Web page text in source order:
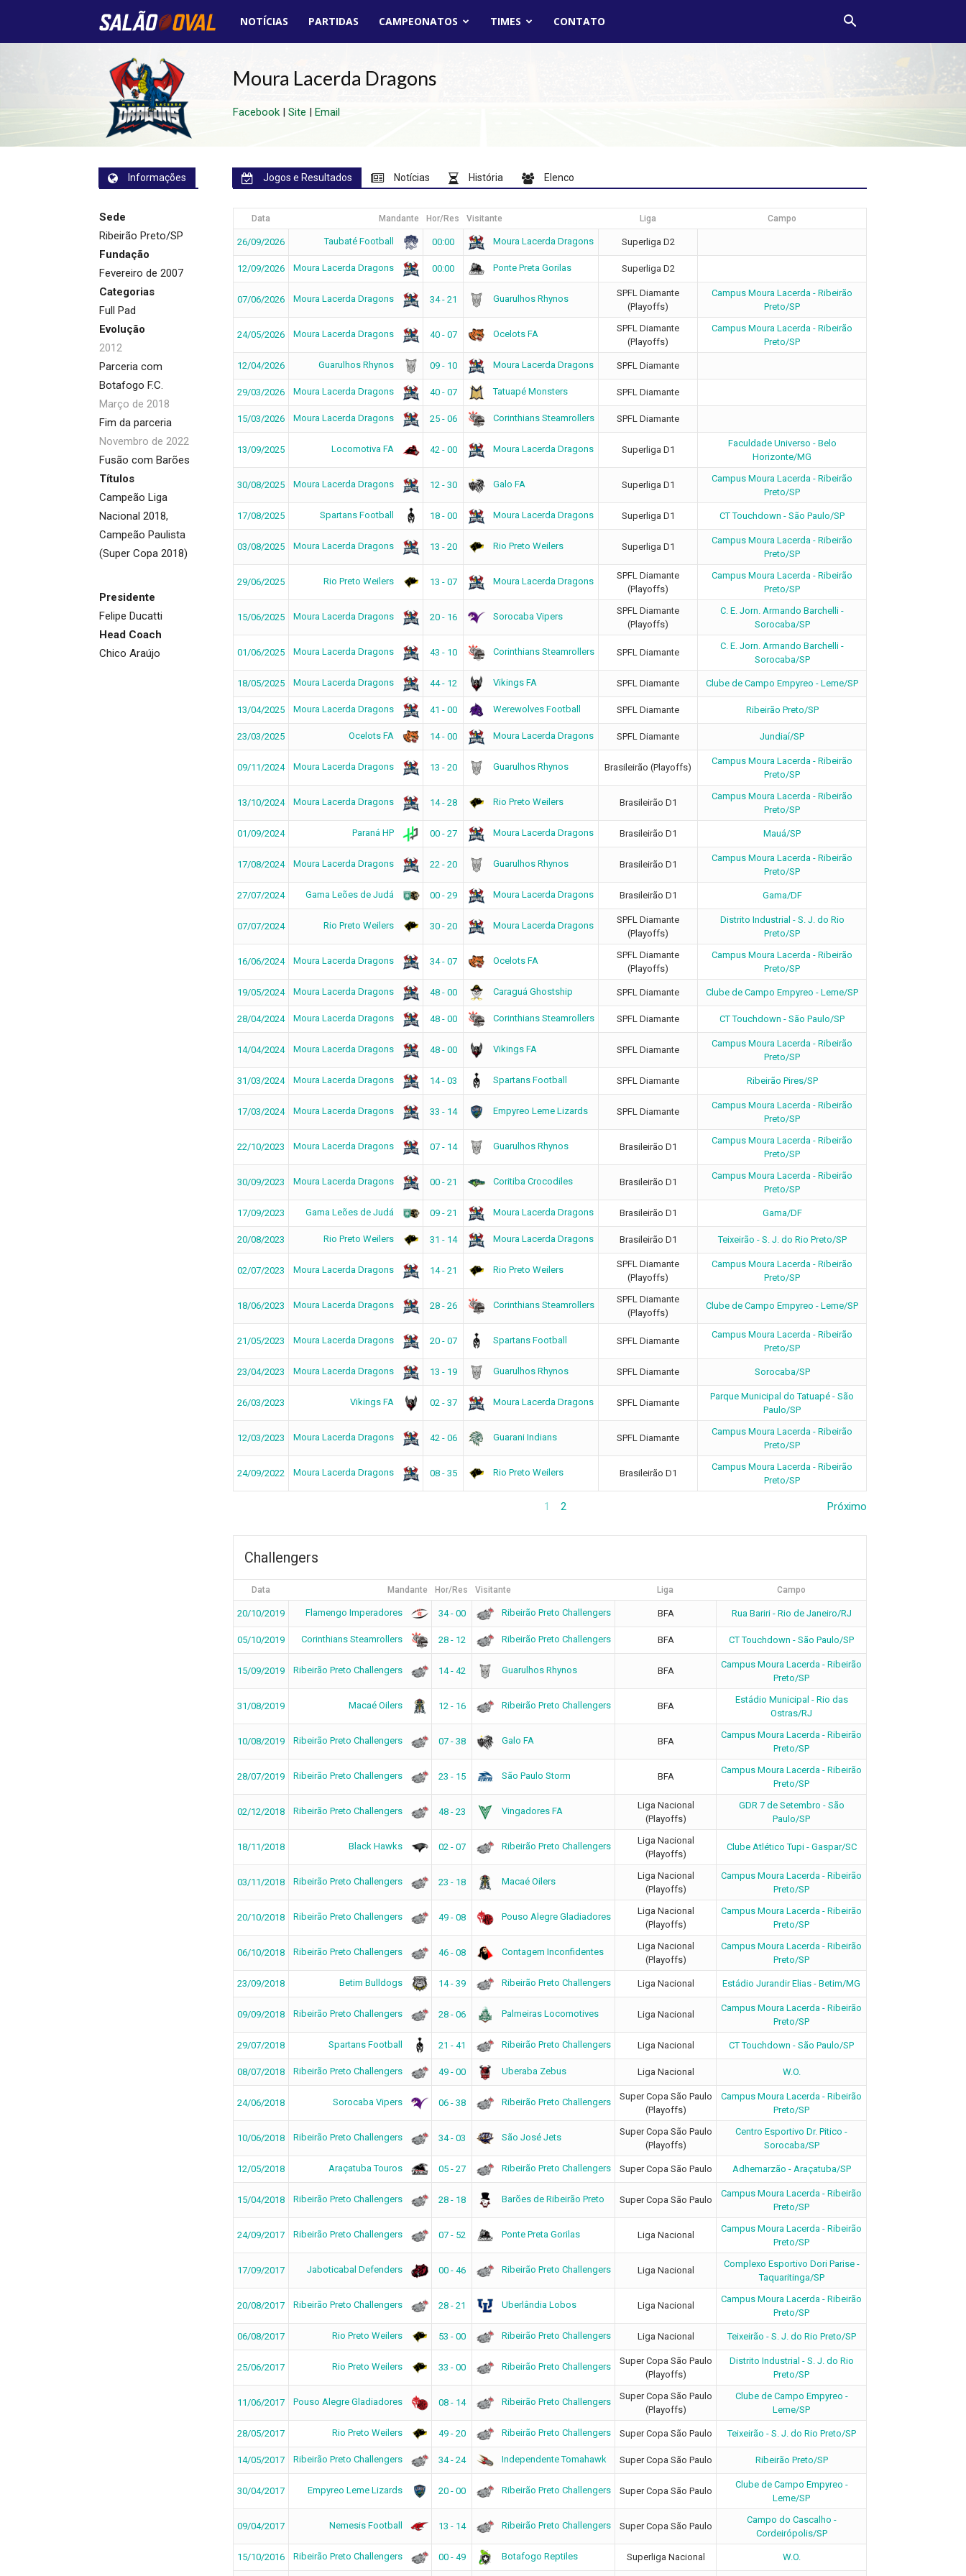
Salão
NOTÍCIAS PARTIDAS CAMPEONATOS TIMES CONTATO
Moura Lacerda Dragons
Facebook | Site | Email
Informações
Sede
Ribeirão Preto/SP
Fundação
Fevereiro de 2007
Categorias
Full Pad
Evolução
2012
Parceria com
Botafogo F.C.
Março de 2018
Fim da parceria
Novembro de 2022
Fusão com Barões
Títulos
Campeão Liga
Nacional 2018,
Campeão Paulista
(Super Copa 2018)
Presidente
Felipe Ducatti
Head Coach
Chico Araújo
Jogos e Resultados Notícias História Elenco
Data Mandante Hor/Res Visitante Liga Campo
26/09/2026 Taubaté Football 00:00 Moura Lacerda Dragons Superliga D2
12/09/2026 Moura Lacerda Dragons 00:00 Ponte Preta Gorilas Superliga D2
07/06/2026 Moura Lacerda Dragons 34 - 21 Guarulhos Rhynos
SPFL Diamante
(Playoffs)
Campus Moura Lacerda - Ribeirão
Preto/SP
24/05/2026 Moura Lacerda Dragons 40 - 07 Ocelots FA
SPFL Diamante
(Playoffs)
Campus Moura Lacerda - Ribeirão
Preto/SP
12/04/2026 Guarulhos Rhynos 09 - 10 Moura Lacerda Dragons SPFL Diamante
29/03/2026 Moura Lacerda Dragons 40 - 07 Tatuapé Monsters SPFL Diamante
15/03/2026 Moura Lacerda Dragons 25 - 06 Corinthians Steamrollers SPFL Diamante
13/09/2025 Locomotiva FA 42 - 00 Moura Lacerda Dragons Superliga D1
Faculdade Universo - Belo
Horizonte/MG
30/08/2025 Moura Lacerda Dragons 12 - 30 Galo FA Superliga D1
Campus Moura Lacerda - Ribeirão
Preto/SP
17/08/2025 Spartans Football 18 - 00 Moura Lacerda Dragons Superliga D1 CT Touchdown - São Paulo/SP
03/08/2025 Moura Lacerda Dragons 13 - 20 Rio Preto Weilers Superliga D1
Campus Moura Lacerda - Ribeirão
Preto/SP
29/06/2025 Rio Preto Weilers 13 - 07 Moura Lacerda Dragons
SPFL Diamante
(Playoffs)
Campus Moura Lacerda - Ribeirão
Preto/SP
15/06/2025 Moura Lacerda Dragons 20 - 16 Sorocaba Vipers
SPFL Diamante
(Playoffs)
C. E. Jorn. Armando Barchelli -
Sorocaba/SP
01/06/2025 Moura Lacerda Dragons 43 - 10 Corinthians Steamrollers SPFL Diamante
C. E. Jorn. Armando Barchelli -
Sorocaba/SP
18/05/2025 Moura Lacerda Dragons 44 - 12 Vikings FA SPFL Diamante Clube de Campo Empyreo - Leme/SP
13/04/2025 Moura Lacerda Dragons 41 - 00 Werewolves Football SPFL Diamante Ribeirão Preto/SP
23/03/2025 Ocelots FA 14 - 00 Moura Lacerda Dragons SPFL Diamante Jundiaí/SP
09/11/2024 Moura Lacerda Dragons 13 - 20 Guarulhos Rhynos Brasileirão (Playoffs)
Campus Moura Lacerda - Ribeirão
Preto/SP
13/10/2024 Moura Lacerda Dragons 14 - 28 Rio Preto Weilers Brasileirão D1
Campus Moura Lacerda - Ribeirão
Preto/SP
01/09/2024 Paraná HP 00 - 27 Moura Lacerda Dragons Brasileirão D1 Mauá/SP
17/08/2024 Moura Lacerda Dragons 22 - 20 Guarulhos Rhynos Brasileirão D1
Campus Moura Lacerda - Ribeirão
Preto/SP
27/07/2024 Gama Leões de Judá 00 - 29 Moura Lacerda Dragons Brasileirão D1 Gama/DF
07/07/2024 Rio Preto Weilers 30 - 20 Moura Lacerda Dragons
SPFL Diamante
(Playoffs)
Distrito Industrial - S. J. do Rio
Preto/SP
16/06/2024 Moura Lacerda Dragons 34 - 07 Ocelots FA
SPFL Diamante
(Playoffs)
Campus Moura Lacerda - Ribeirão
Preto/SP
19/05/2024 Moura Lacerda Dragons 48 - 00 Caraguá Ghostship SPFL Diamante Clube de Campo Empyreo - Leme/SP
28/04/2024 Moura Lacerda Dragons 48 - 00 Corinthians Steamrollers SPFL Diamante CT Touchdown - São Paulo/SP
14/04/2024 Moura Lacerda Dragons 48 - 00 Vikings FA SPFL Diamante
Campus Moura Lacerda - Ribeirão
Preto/SP
31/03/2024 Moura Lacerda Dragons 14 - 03 Spartans Football SPFL Diamante Ribeirão Pires/SP
17/03/2024 Moura Lacerda Dragons 33 - 14 Empyreo Leme Lizards SPFL Diamante
Campus Moura Lacerda - Ribeirão
Preto/SP
22/10/2023 Moura Lacerda Dragons 07 - 14 Guarulhos Rhynos Brasileirão D1
Campus Moura Lacerda - Ribeirão
Preto/SP
30/09/2023 Moura Lacerda Dragons 00 - 21 Coritiba Crocodiles Brasileirão D1
Campus Moura Lacerda - Ribeirão
Preto/SP
17/09/2023 Gama Leões de Judá 09 - 21 Moura Lacerda Dragons Brasileirão D1 Gama/DF
20/08/2023 Rio Preto Weilers 31 - 14 Moura Lacerda Dragons Brasileirão D1 Teixeirão - S. J. do Rio Preto/SP
02/07/2023 Moura Lacerda Dragons 14 - 21 Rio Preto Weilers
SPFL Diamante
(Playoffs)
Campus Moura Lacerda - Ribeirão
Preto/SP
18/06/2023 Moura Lacerda Dragons 28 - 26 Corinthians Steamrollers
SPFL Diamante
(Playoffs)
Clube de Campo Empyreo - Leme/SP
21/05/2023 Moura Lacerda Dragons 20 - 07 Spartans Football SPFL Diamante
Campus Moura Lacerda - Ribeirão
Preto/SP
23/04/2023 Moura Lacerda Dragons 13 - 19 Guarulhos Rhynos SPFL Diamante Sorocaba/SP
26/03/2023 Vikings FA 02 - 37 Moura Lacerda Dragons SPFL Diamante
Parque Municipal do Tatuapé - São
Paulo/SP
12/03/2023 Moura Lacerda Dragons 42 - 06 Guarani Indians SPFL Diamante
Campus Moura Lacerda - Ribeirão
Preto/SP
24/09/2022 Moura Lacerda Dragons 08 - 35 Rio Preto Weilers Brasileirão D1
Campus Moura Lacerda - Ribeirão
Preto/SP
1 2 Próximo
Challengers
Data Mandante Hor/Res Visitante Liga Campo
20/10/2019 Flamengo Imperadores 34 - 00 Ribeirão Preto Challengers BFA Rua Bariri - Rio de Janeiro/RJ
05/10/2019 Corinthians Steamrollers 28 - 12 Ribeirão Preto Challengers BFA CT Touchdown - São Paulo/SP
15/09/2019 Ribeirão Preto Challengers 14 - 42 Guarulhos Rhynos BFA
Campus Moura Lacerda - Ribeirão
Preto/SP
31/08/2019 Macaé Oilers 12 - 16 Ribeirão Preto Challengers BFA
Estádio Municipal - Rio das
Ostras/RJ
10/08/2019 Ribeirão Preto Challengers 07 - 38 Galo FA BFA
Campus Moura Lacerda - Ribeirão
Preto/SP
28/07/2019 Ribeirão Preto Challengers 23 - 15 São Paulo Storm BFA
Campus Moura Lacerda - Ribeirão
Preto/SP
02/12/2018 Ribeirão Preto Challengers 48 - 23 Vingadores FA
Liga Nacional
(Playoffs)
GDR 7 de Setembro - São
Paulo/SP
18/11/2018 Black Hawks 02 - 07 Ribeirão Preto Challengers
Liga Nacional
(Playoffs)
Clube Atlético Tupi - Gaspar/SC
03/11/2018 Ribeirão Preto Challengers 23 - 18 Macaé Oilers
Liga Nacional
(Playoffs)
Campus Moura Lacerda - Ribeirão
Preto/SP
20/10/2018 Ribeirão Preto Challengers 49 - 08 Pouso Alegre Gladiadores
Liga Nacional
(Playoffs)
Campus Moura Lacerda - Ribeirão
Preto/SP
06/10/2018 Ribeirão Preto Challengers 46 - 08 Contagem Inconfidentes
Liga Nacional
(Playoffs)
Campus Moura Lacerda - Ribeirão
Preto/SP
23/09/2018 Betim Bulldogs 14 - 39 Ribeirão Preto Challengers Liga Nacional Estádio Jurandir Elias - Betim/MG
09/09/2018 Ribeirão Preto Challengers 28 - 06 Palmeiras Locomotives Liga Nacional
Campus Moura Lacerda - Ribeirão
Preto/SP
29/07/2018 Spartans Football 21 - 41 Ribeirão Preto Challengers Liga Nacional CT Touchdown - São Paulo/SP
08/07/2018 Ribeirão Preto Challengers 49 - 00 Uberaba Zebus Liga Nacional W.O.
24/06/2018 Sorocaba Vipers 06 - 38 Ribeirão Preto Challengers
Super Copa São Paulo
(Playoffs)
Campus Moura Lacerda - Ribeirão
Preto/SP
10/06/2018 Ribeirão Preto Challengers 34 - 03 São José Jets
Super Copa São Paulo
(Playoffs)
Centro Esportivo Dr. Pitico -
Sorocaba/SP
12/05/2018 Araçatuba Touros 05 - 27 Ribeirão Preto Challengers Super Copa São Paulo Adhemarzão - Araçatuba/SP
15/04/2018 Ribeirão Preto Challengers 28 - 18 Barões de Ribeirão Preto Super Copa São Paulo
Campus Moura Lacerda - Ribeirão
Preto/SP
24/09/2017 Ribeirão Preto Challengers 07 - 52 Ponte Preta Gorilas Liga Nacional
Campus Moura Lacerda - Ribeirão
Preto/SP
17/09/2017 Jaboticabal Defenders 00 - 46 Ribeirão Preto Challengers Liga Nacional
Complexo Esportivo Dori Parise -
Taquaritinga/SP
20/08/2017 Ribeirão Preto Challengers 28 - 21 Uberlândia Lobos Liga Nacional
Campus Moura Lacerda - Ribeirão
Preto/SP
06/08/2017 Rio Preto Weilers 53 - 00 Ribeirão Preto Challengers Liga Nacional Teixeirão - S. J. do Rio Preto/SP
25/06/2017 Rio Preto Weilers 33 - 00 Ribeirão Preto Challengers
Super Copa São Paulo
(Playoffs)
Distrito Industrial - S. J. do Rio
Preto/SP
11/06/2017 Pouso Alegre Gladiadores 08 - 14 Ribeirão Preto Challengers
Super Copa São Paulo
(Playoffs)
Clube de Campo Empyreo -
Leme/SP
28/05/2017 Rio Preto Weilers 49 - 20 Ribeirão Preto Challengers Super Copa São Paulo Teixeirão - S. J. do Rio Preto/SP
14/05/2017 Ribeirão Preto Challengers 34 - 24 Independente Tomahawk Super Copa São Paulo Ribeirão Preto/SP
30/04/2017 Empyreo Leme Lizards 20 - 00 Ribeirão Preto Challengers Super Copa São Paulo
Clube de Campo Empyreo -
Leme/SP
09/04/2017 Nemesis Football 13 - 14 Ribeirão Preto Challengers Super Copa São Paulo
Campo do Cascalho -
Cordeirópolis/SP
15/10/2016 Ribeirão Preto Challengers 00 - 49 Botafogo Reptiles Superliga Nacional W.O.